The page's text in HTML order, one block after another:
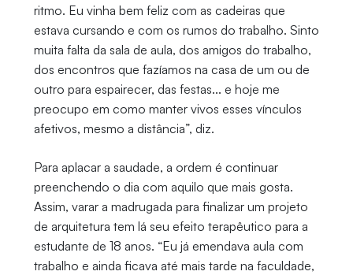
ritmo. Eu vinha bem feliz com as cadeiras que
estava cursando e com os rumos do trabalho. Sinto
muita falta da sala de aula, dos amigos do trabalho,
dos encontros que fazíamos na casa de um ou de
outro para espairecer, das festas... e hoje me
preocupo em como manter vivos esses vínculos
afetivos, mesmo a distância”, diz.
Para aplacar a saudade, a ordem é continuar
preenchendo o dia com aquilo que mais gosta.
Assim, varar a madrugada para finalizar um projeto
de arquitetura tem lá seu efeito terapêutico para a
estudante de 18 anos. “Eu já emendava aula com
trabalho e ainda ficava até mais tarde na faculdade,